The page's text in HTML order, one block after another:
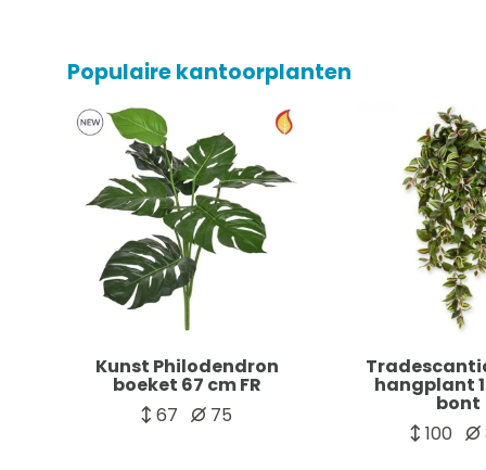
Populaire kantoorplanten
Kunst Philodendron
boeket 67 cm FR
67
75
hangplant
bont
100